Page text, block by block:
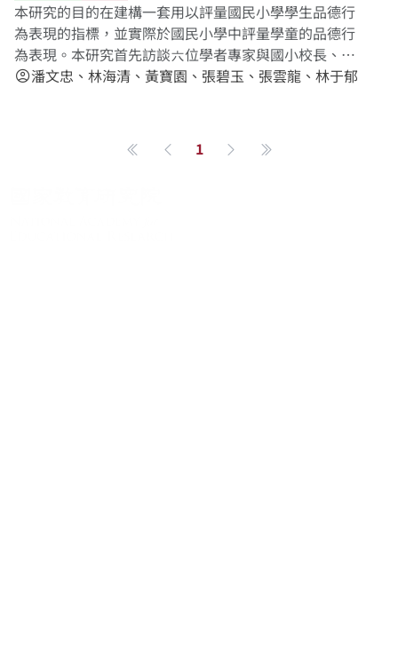
本研究的目的在建構一套用以評量國民小學學生品德行
為表現的指標，並實際於國民小學中評量學童的品德行
為表現。本研究首先訪談六位學者專家與國小校長、教
師，以初步建構品德行為的內涵與概念，隨後再進行文
情、意、行」四領域26 向度78個指標之國民小學學童品
德行為評量指標初稿。接著由13位學者專家組成德懷術
account_circle潘文忠、林海清、黃寶園、張碧玉、張雲龍、林于郁
第一頁上一頁
1 下一頁最後一頁